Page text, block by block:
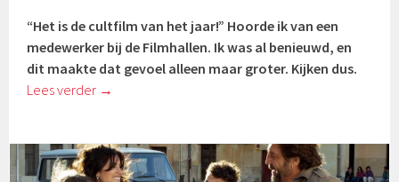
“Het is de cultfilm van het jaar!” Hoorde ik van een
medewerker bij de Filmhallen. Ik was al benieuwd, en
dit maakte dat gevoel alleen maar groter. Kijken dus.
Lees verder →